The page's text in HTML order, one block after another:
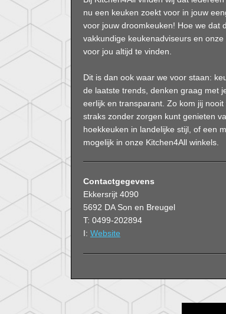
nu een keuken zoekt voor in jouw
voor jouw droomkeuken! Hoe we dat
vakkundige keukenadviseurs en
voor jou altijd te vinden.
Dit is dan ook waar we voor staan:
de laatste trends, denken graag met
eerlijk en transparant. Zo kom jij
straks zonder zorgen kunt genieten
hoekkeuken in landelijke stijl, of een
mogelijk in onze Kitchen4All winkels.
Contactgegevens
Ekkersrijt 4090
5692 DA Son en Breugel
T: 0499-202894
I: Website